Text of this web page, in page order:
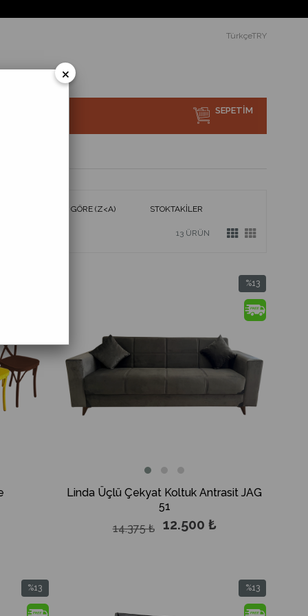
TürkçeTRY
SEPETIM
ÜRÜN ADINA GÖRE (Z<A) STOKTAKILER
13 ÜRÜN
Linda Üçlü Çekyat Koltuk Antrasit JAG
51
12.500 ₺
14.375 ₺
%13
İndirim
%13İndirim
%13
İndirim
%13
İndirim
×